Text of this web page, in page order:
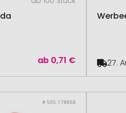
ab 0,71 € 27.
# 505.178858